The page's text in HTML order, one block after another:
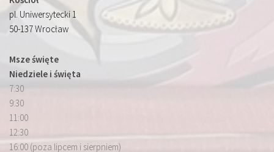
pl. Uniwersytecki 1
50-137 Wrocław
Msze święte
Niedziele i święta
7:30
9:30
11:00
12:30
16:00 (poza lipcem i sierpniem)